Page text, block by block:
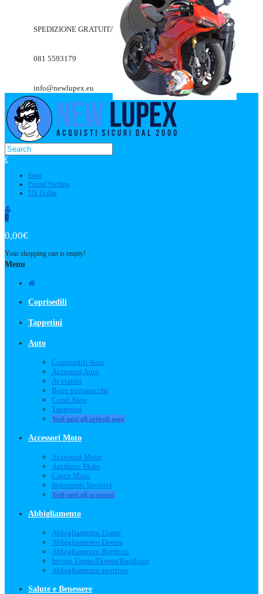
SPEDIZIONE GRATUITA A PARTIRE DA 49.90€
081 5593179
info@newlupex.eu
€
Euro
Pound Sterling
US Dollar
0
0,00€
Your shopping cart is empty!
Menu
Coprisedili
Tappetini
Auto
Coprisedili Auto
Accessori Auto
Avviatori
Barre portapacchi
Copri Auto
Tappetini
Vedi tutti gli articoli auto
Accessori Moto
Accessori Moto
Antifurto Moto
Casco Moto
Indumenti Sportivi
Vedi tutti gli accessori
Abbigliamento
Abbigliamento Uomo
Abbigliamento Donna
Abbigliamento Bambini
Intimo Uomo/Donna/Bambino
Abbigliamento sportivo
Salute e Benessere